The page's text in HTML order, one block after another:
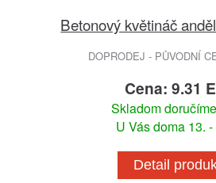
Betonový květináč
DOPRODEJ - PŮVODNÍ
Cena: 9.31
Skladom
U Vás doma 13. -
Detail